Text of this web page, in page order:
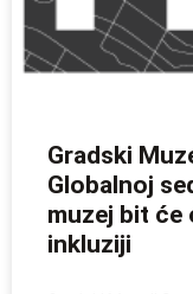
Gradski
Globalnoj
muzej bit će
inkluziji